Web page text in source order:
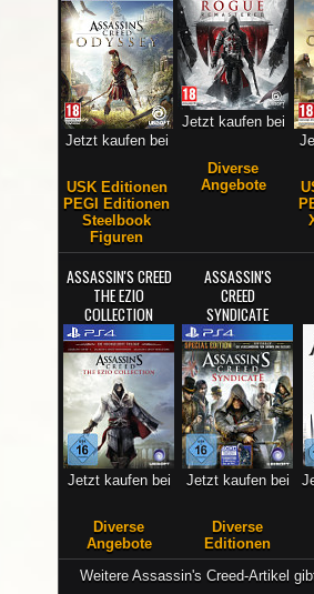
Jetzt kaufen bei
USK Editionen
PEGI Editionen
Steelbook
Figuren
Jetzt kaufen bei
Diverse
Angebote
ASSASSIN'S CREED
THE EZIO
COLLECTION
Jetzt kaufen bei
Diverse
Angebote
ASSASSIN'S
CREED
SYNDICATE
Jetzt kaufen bei
Diverse
Editionen
Weitere Assassin's Creed-Artikel